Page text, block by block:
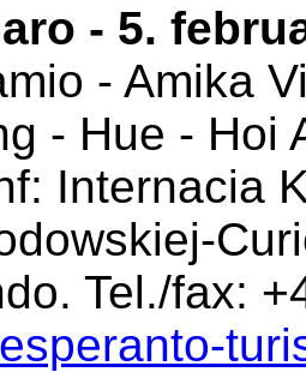
- 5.
- Amika
- Hue - Hoi
Internacia
Tel./fax: